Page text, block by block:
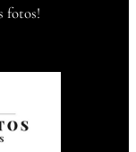
fotos!